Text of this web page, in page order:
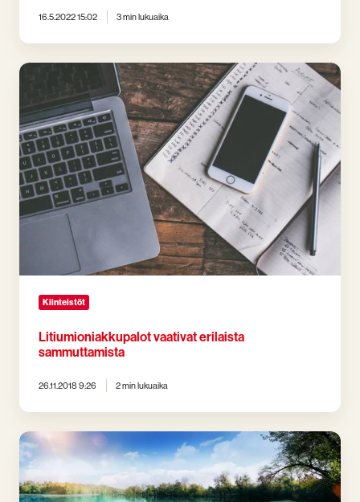
16.5.2022 15:02 3 min lukuaika
Litiumioniakkupalot
erilaista
sammuttamista
Kiinteistöt
Litiumioniakkupalot vaativat erilaista
sammuttamista
26.11.2018 9:26 2 min lukuaika
Huolehditaan
paloturvallisuudesta
ympäristöystävällisesti